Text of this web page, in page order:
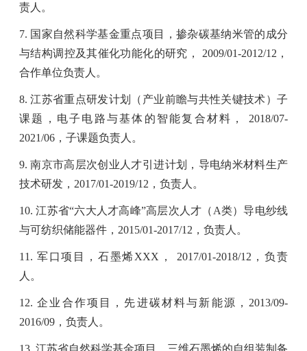
责人。
7. 国家自然科学基金重点项目，掺杂碳基纳米管的成分
与结构调控及其催化功能化的研究，
2009/01-2012/12 ，
合作单位负责人。
8.江苏省重点研发计划（产业前瞻与共性关键技术）子
课题，电子电路与基体的智能复合材料，
2018/07-
2021/06 ，子课题负责人。
9.南京市高层次创业人才引进计划，导电纳米材料生产
技术研发， 2017/01-2019/12 ，负责人。
10.江苏省“六大人才高峰”高层次人才（ A类）导电纱线
与可纺织储能器件， 2015/01-2017/12 ， 负责人。
11. 军口项目，石墨烯XXX ， 2017/01-2018/12 ，负责
人。
12.企业合作项目，先进碳材料与新能源， 2013/09-
2016/09 ，负责人。
13. 江苏省自然科学基金项目，三维石墨烯的自组装制备